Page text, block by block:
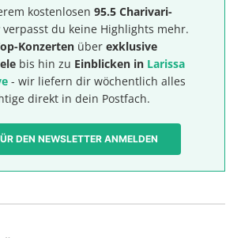
kostenlosen 95.5 Charivari-
verpasst du keine Highlights mehr.
Konzerten über exklusive
bis hin zu Einblicken in Larissa
- wir liefern dir wöchentlich alles
direkt in dein Postfach.
DEN NEWSLETTER ANMELDEN